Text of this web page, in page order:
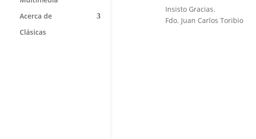
Acerca de
Clásicas
Insisto Gracias.
Fdo. Juan Carlos Toribio